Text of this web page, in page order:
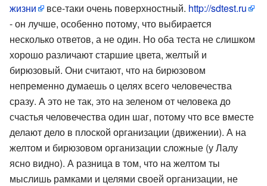
жизни
все-таки очень поверхностный. http://sdtest.ru
- он лучше, особенно потому, что выбирается
несколько ответов, а не один. Но оба теста не слишком
хорошо различают старшие цвета, желтый и
бирюзовый. Они считают, что на бирюзовом
непременно думаешь о целях всего человечества
сразу. А это не так, это на зеленом от человека до
счастья человечества один шаг, потому что все вместе
делают дело в плоской организации (движении). А на
желтом и бирюзовом организации сложные (у Лалу
ясно видно). А разница в том, что на желтом ты
мыслишь рамками и целями своей организации, не